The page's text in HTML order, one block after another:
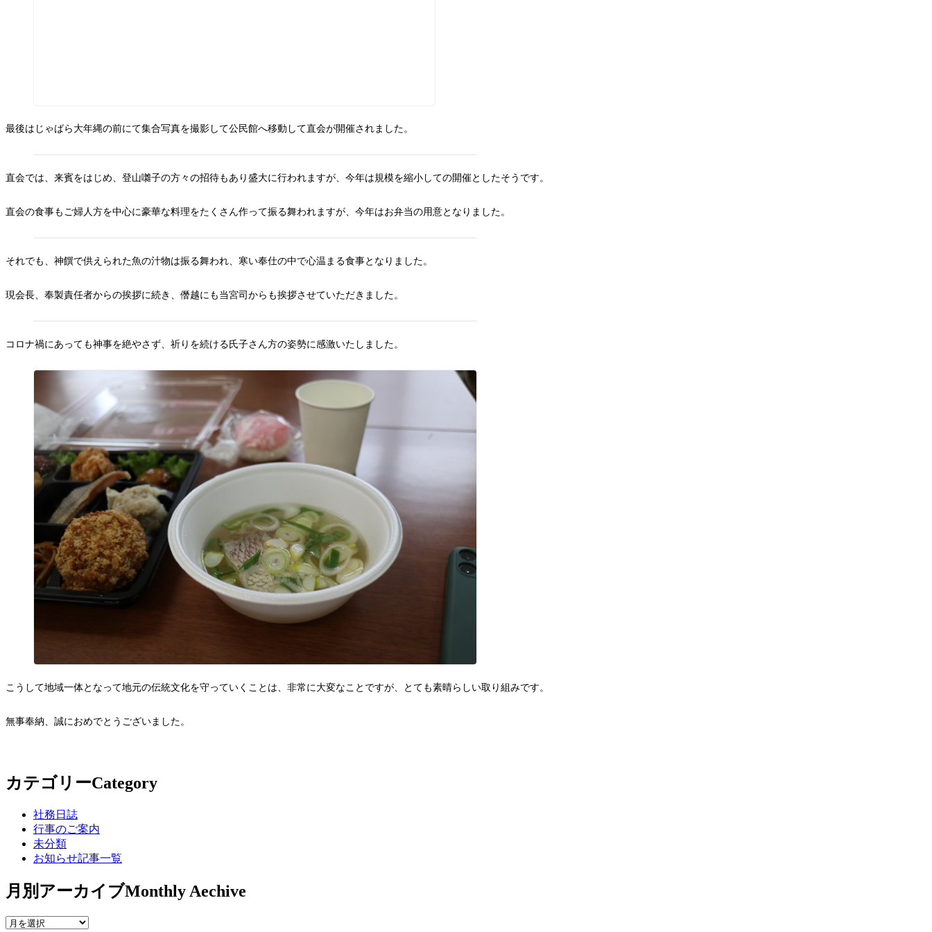
最後はじゃばら大年縄の前にて集合写真を撮影して公民館へ移動して直会が開催されました。
直会では、来賓をはじめ、登山囃子の方々の招待もあり盛大に行われますが、今年は規模を縮小しての開催としたそうです。
直会の食事もご婦人方を中心に豪華な料理をたくさん作って振る舞われますが、今年はお弁当の用意となりました。
それでも、神饌で供えられた魚の汁物は振る舞われ、寒い奉仕の中で心温まる食事となりました。
現会長、奉製責任者からの挨拶に続き、僭越にも当宮司からも挨拶させていただきました。
コロナ禍にあっても神事を絶やさず、祈りを続ける氏子さん方の姿勢に感激いたしました。
こうして地域一体となって地元の伝統文化を守っていくことは、非常に大変なことですが、とても素晴らしい取り組みです。
無事奉納、誠におめでとうございました。
カテゴリーCategory
社務日誌
行事のご案内
未分類
お知らせ記事一覧
月別アーカイブMonthly Aechive